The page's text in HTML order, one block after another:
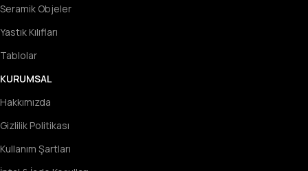
Seramik Objeler
Yastık Kılıfları
Tablolar
KURUMSAL
Hakkımızda
Gizlilik Politikası
Kullanım Şartları